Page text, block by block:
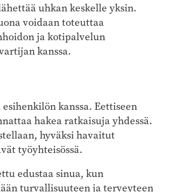
uhkan keskelle yksin.
voidaan ­toteuttaa
ja koti­palvelun
kanssa.
kanssa. Eettiseen
hakea ratkaisuja yhdessä.
hyväksi havaitut
työyhteisössä.
edustaa sinua, kun
turvallisuuteen ja terveyteen